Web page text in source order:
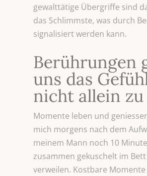
gewalttätige Übergriffe sind
das Schlimmste, was durch
signalisiert werden kann.
Berührungen
uns das
nicht allein zu
Momente leben und
mich morgens nach dem
meinem Mann noch 10
zusammen gekuschelt im
verweilen. Kostbare